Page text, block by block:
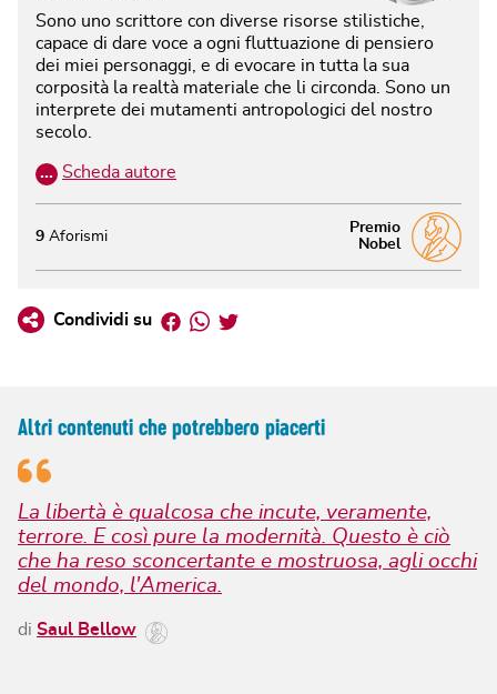
Sono uno scrittore con diverse risorse stilistiche,
capace di dare voce a ogni fluttuazione di pensiero
dei miei personaggi, e di evocare in tutta la sua
corposità la realtà materiale che li circonda. Sono un
interprete dei mutamenti antropologici del nostro
secolo.
… Scheda autore
Premio
Nobel
9 Aforismi
Condividi su Facebook
Whatsapp
Twitter
Altri contenuti che potrebbero piacerti
La libertà è qualcosa che incute, veramente,
terrore. E così pure la modernità. Questo è ciò
che ha reso sconcertante e mostruosa, agli occhi
del mondo, l'America.
di Saul Bellow